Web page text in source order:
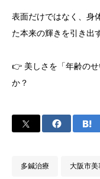
表面だけではなく、身
た本来の輝きを引き出
👉 美しさを「年齢の
か？
多鍼治療 大阪市美